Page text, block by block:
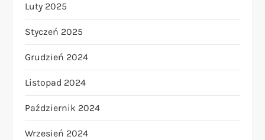
Luty 2025
Styczeń 2025
Grudzień 2024
Listopad 2024
Październik 2024
Wrzesień 2024